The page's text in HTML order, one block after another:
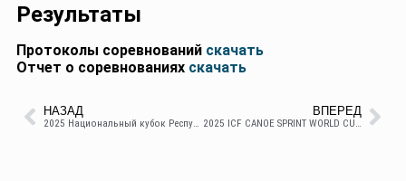
Результаты
Протоколы соревнований скачать
Отчет о соревнованиях скачать
НАЗАД
2025 Национальный кубок Республики Молдова Каноэ-марафон 10 км
ВПЕРЕД
2025 ICF CANOE SPRINT WORLD CUP SZEGED